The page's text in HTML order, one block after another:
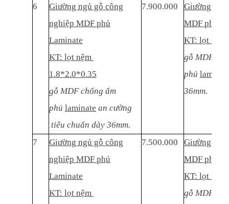
6
Giường ngủ gỗ công
nghiệp MDF phủ
Laminate
KT: lọt nệm
1.8*2.0*0.35
gỗ MDF chống ẩm
phủ laminate an cường
tiêu chuẩn dày 36mm.
7.900.000
Giường
MDF phủ
KT: lọt
gỗ MDF
phủ
36mm.
7
Giường ngủ gỗ công
nghiệp MDF phủ
Laminate
KT: lọt nệm
7.500.000
Giường
MDF phủ
KT: lọt
gỗ